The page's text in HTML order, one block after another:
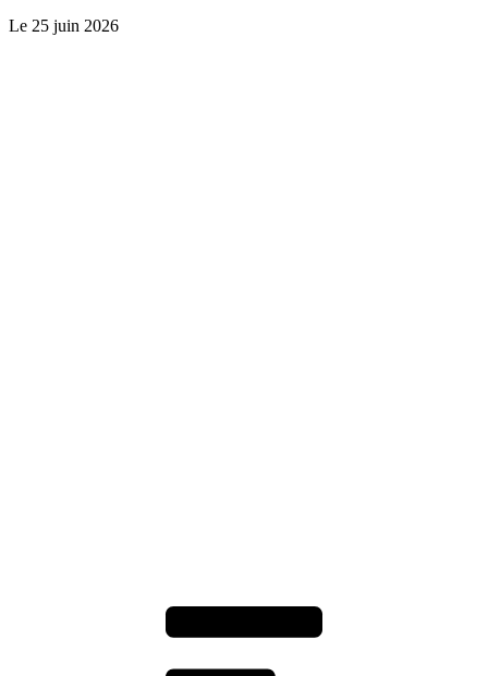
Le 25 juin 2026